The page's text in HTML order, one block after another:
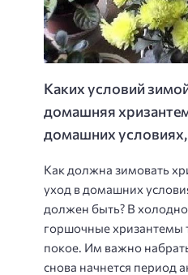
Каких условий
домашняя
домашних
Как должна зимовать
уход в домашних
должен быть? В
горшочные хризантемы
покое. Им важно
снова начнется период